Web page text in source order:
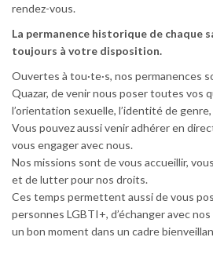
rendez-vous.
La permanence historique de chaque
toujours à votre disposition.
Ouvertes à tou·te·s, nos permanences
Quazar, de venir nous poser toutes vos
l’orientation sexuelle, l’identité de
Vous pouvez aussi venir adhérer en
vous engager avec nous.
Nos missions sont de vous accueillir,
et de lutter pour nos droits.
Ces temps permettent aussi de vous
personnes LGBTI+, d’échanger avec
un bon moment dans un cadre